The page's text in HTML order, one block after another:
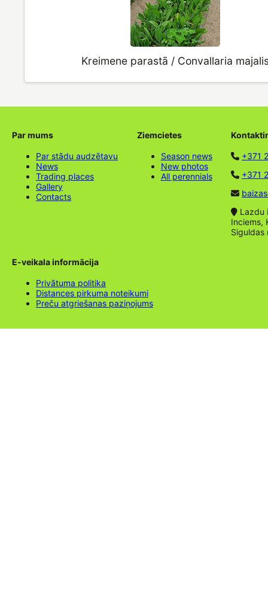
Kreimene parastā / Convallaria
Par mums
Par stādu audzētavu
News
Trading places
Gallery
Contacts
Ziemcietes
Season news
New photos
All perennials
+371
+371
Lazdu
Inciems,
Siguldas
E-veikala informācija
Privātuma politika
Distances pirkuma noteikumi
Preču atgriešanas paziņojums